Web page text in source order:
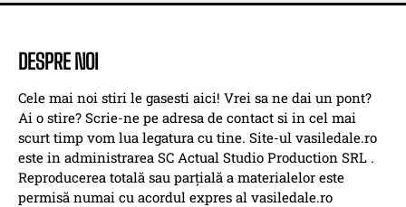
DESPRE NOI
Cele mai noi stiri le gasesti aici! Vrei sa ne dai un pont?
Ai o stire? Scrie-ne pe adresa de contact si in cel mai
scurt timp vom lua legatura cu tine. Site-ul vasiledale.ro
este in administrarea SC Actual Studio Production SRL .
Reproducerea totală sau parțială a materialelor este
permisă numai cu acordul expres al vasiledale.ro